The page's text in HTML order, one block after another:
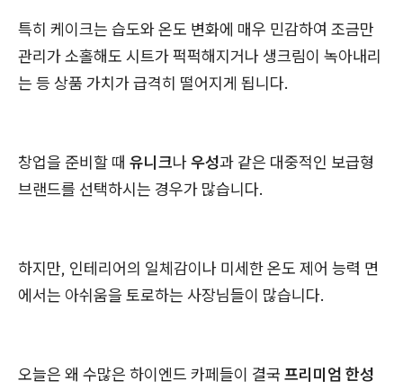
특히 케이크는 습도와 온도 변화에 매우 민감하여 조금만
관리가 소홀해도 시트가 퍽퍽해지거나 생크림이 녹아내리
는 등 상품 가치가 급격히 떨어지게 됩니다.
창업을 준비할 때 유니크나우성과 같은 대중적인 보급형
브랜드를 선택하시는 경우가 많습니다.
하지만, 인테리어의 일체감이나 미세한 온도 제어 능력 면
에서는 아쉬움을 토로하는 사장님들이 많습니다.
오늘은 왜 수많은 하이엔드 카페들이 결국 프리미엄 한성